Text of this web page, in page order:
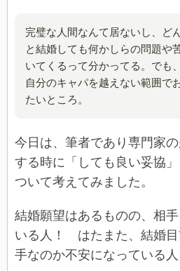
完璧な人間なんて居ないし、ど
と結婚しても何かしらの問題や
いてくるって分かってる。でも
自分のキャパを越えない範囲で
たいところ。
今日は、筆者であり専門家
する時に「しても良い妥協
ついて考えてみました。
結婚願望はあるものの、相
いる人！ はたまた、結婚目
手なのか不安になっている人